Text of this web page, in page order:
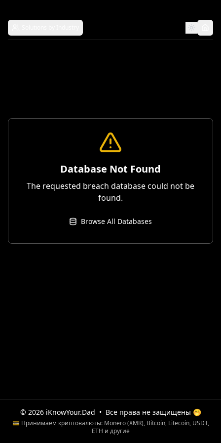
Database Not Found
The requested breach database could not be
found.
Browse All Databases
© 2026 iKnowYour.Dad • Все права не защищены 🤭
💳 Принимаем криптовалюты: Monero (XMR), Bitcoin, Litecoin, USDT,
ETH и другие